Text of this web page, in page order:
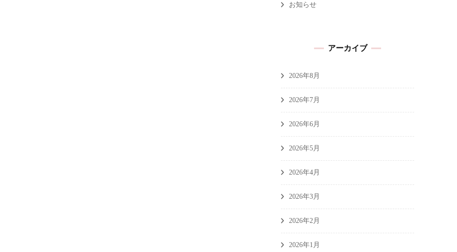
お知らせ
アーカイブ
2026年8月
2026年7月
2026年6月
2026年5月
2026年4月
2026年3月
2026年2月
2026年1月